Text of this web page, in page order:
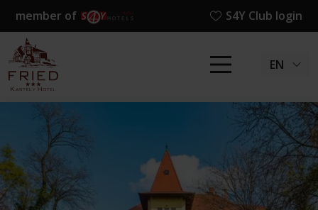
member of S4Y Club login
EN